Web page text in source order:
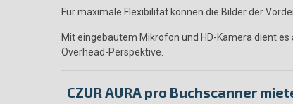
Für maximale Flexibilität können die Bilder der
Mit eingebautem Mikrofon und HD-Kamera dient
Overhead-Perspektive.
CZUR AURA pro Buchscanner